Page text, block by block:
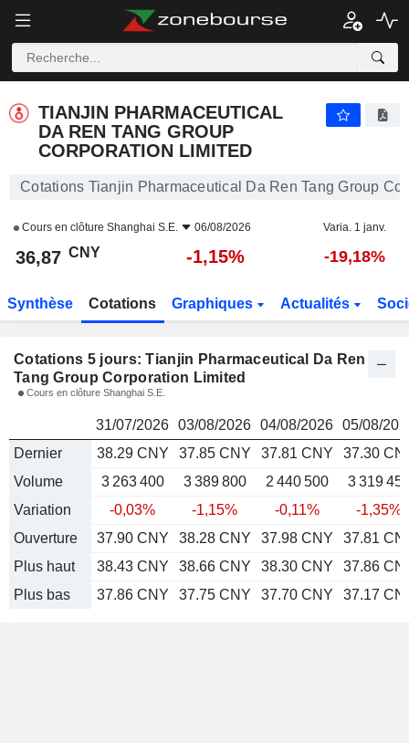
36,87
TIANJIN PHARMACEUTICAL
DA REN TANG GROUP
CORPORATION LIMITED
Cotations Tianjin Pharmaceutical Da Ren Tang Group
Cours en clôture Shanghai S.E. 06/08/2026 Varia. 1 janv.
36,87 CNY -1,15% -19,18%
Synthèse Cotations Graphiques Actualités
Cotations 5 jours: Tianjin Pharmaceutical Da Ren
Tang Group Corporation Limited
Cours en clôture Shanghai S.E.
31/07/2026 03/08/2026 04/08/2026 05/08/
Dernier
38.29 CNY 37.85 CNY 37.81 CNY
37.30
Volume
3 263 400 3 389 800 2 440 500
3 319
Variation
-0,03% -1,15% -0,11%
-1,35%
Ouverture
37.90 CNY 38.28 CNY 37.98 CNY
37.81
Plus haut
38.43 CNY 38.66 CNY 38.30 CNY
37.86
Plus bas
37.86 CNY 37.75 CNY 37.70 CNY 37.17